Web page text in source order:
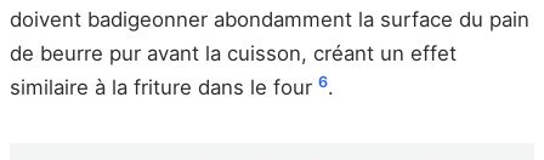
doivent badigeonner abondamment la surface du pain
de beurre pur avant la cuisson, créant un effet
similaire à la friture dans le four 6.